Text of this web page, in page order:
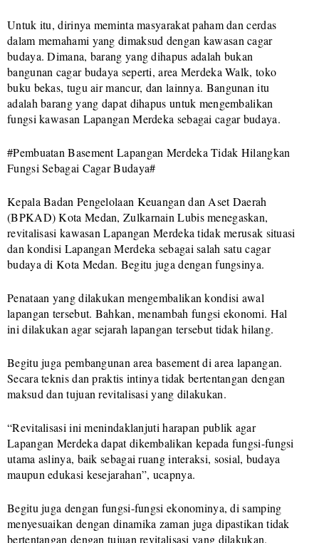
Untuk itu, dirinya meminta masyarakat paham dan cerdas
dalam memahami yang dimaksud dengan kawasan cagar
budaya. Dimana, barang yang dihapus adalah bukan
bangunan cagar budaya seperti, area Merdeka Walk, toko
buku bekas, tugu air mancur, dan lainnya. Bangunan itu
adalah barang yang dapat dihapus untuk mengembalikan
fungsi kawasan Lapangan Merdeka sebagai cagar budaya.
#Pembuatan Basement Lapangan Merdeka Tidak Hilangkan
Fungsi Sebagai Cagar Budaya#
Kepala Badan Pengelolaan Keuangan dan Aset Daerah
(BPKAD) Kota Medan, Zulkarnain Lubis menegaskan,
revitalisasi kawasan Lapangan Merdeka tidak merusak situasi
dan kondisi Lapangan Merdeka sebagai salah satu cagar
budaya di Kota Medan. Begitu juga dengan fungsinya.
Penataan yang dilakukan mengembalikan kondisi awal
lapangan tersebut. Bahkan, menambah fungsi ekonomi. Hal
ini dilakukan agar sejarah lapangan tersebut tidak hilang.
Begitu juga pembangunan area basement di area lapangan.
Secara teknis dan praktis intinya tidak bertentangan dengan
maksud dan tujuan revitalisasi yang dilakukan.
“Revitalisasi ini menindaklanjuti harapan publik agar
Lapangan Merdeka dapat dikembalikan kepada fungsi-fungsi
utama aslinya, baik sebagai ruang interaksi, sosial, budaya
maupun edukasi kesejarahan”, ucapnya.
Begitu juga dengan fungsi-fungsi ekonominya, di samping
menyesuaikan dengan dinamika zaman juga dipastikan tidak
bertentangan dengan tujuan revitalisasi yang dilakukan.